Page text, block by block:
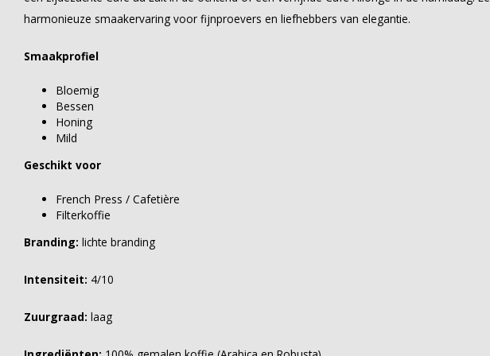
harmonieuze smaakervaring voor fijnproevers en liefhebbers van elegantie.
Smaakprofiel
Bloemig
Bessen
Honing
Mild
Geschikt voor
French Press / Cafetière
Filterkoffie
Branding: lichte branding
Intensiteit: 4/10
Zuurgraad: laag